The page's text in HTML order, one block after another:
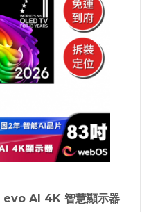
AI 4K 智慧顯示器